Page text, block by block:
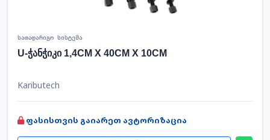
სათადარიგო სისტემა
U-ჭანჭიკი 1,4CM X 40CM X 10CM
Kaributech
ფასისთვის გაიარეთ ავტორიზაცია